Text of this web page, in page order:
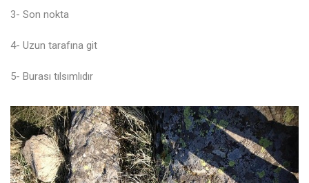
3- Son nokta
4- Uzun tarafına git
5- Burası tılsımlıdır